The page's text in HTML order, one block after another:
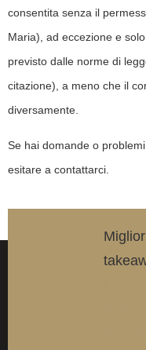
consentita senza il
Maria), ad eccezione e
previsto dalle norme di
citazione), a meno che il
diversamente.
Se hai domande o
esitare a contattarci.
Miglior